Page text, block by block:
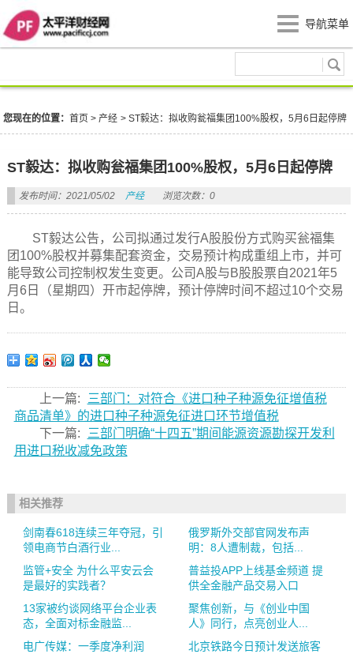
导航菜单
您现在的位置：首页 >产经 >ST毅达：拟收购瓮福集团100%股权，5月6日起停牌
ST毅达：拟收购瓮福集团100%股权，5月6日起停牌
发布时间：2021/05/02 产经 浏览次数：0
ST毅达公告，公司拟通过发行A股股份方式购买瓮福集
团100%股权并募集配套资金，交易预计构成重组上市，并可
能导致公司控制权发生变更。公司A股与B股股票自2021年5
月6日（星期四）开市起停牌，预计停牌时间不超过10个交易
日。
上一篇:
三部门：对符合《进口种子种源免征增值税
商品清单》的进口种子种源免征进口环节增值税
下一篇:
三部门明确“十四五”期间能源资源勘探开发利
用进口税收减免政策
相关推荐
剑南春618连续三年夺冠，引
领电商节白酒行业...
俄罗斯外交部官网发布声
明：8人遭制裁，包括...
监管+安全 为什么平安云会
是最好的实践者？
普益投APP上线基金频道 提
供全金融产品交易入口
13家被约谈网络平台企业表
态，全面对标金融监...
聚焦创新，与《创业中国
人》同行，点亮创业人...
电广传媒：一季度净利润
北京铁路今日预计发送旅客